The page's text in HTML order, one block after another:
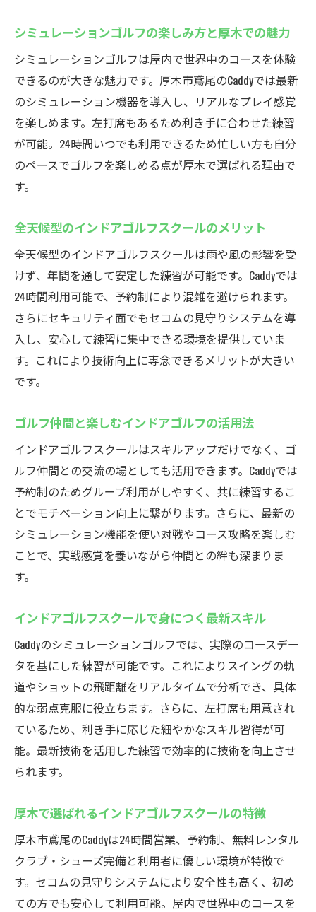
レンタルクラブやシューズの利用方法を解
説
インドアゴルフスクールで快適に練習する
コツ
シミュレーション機能を使ったスキル向上
法
24時間営業のCaddyでゴルフ練習を満喫
深夜や早朝も楽しめる24時間営業の利便性
待ち時間なしの予約制インドアゴルフスク
ール
忙しい方に最適なインドアゴルフスクール
活用法
ライフスタイルに合わせたゴルフ練習を実
提供
安心のセコム見守りシステム導入のCaddy
セコム見守りシステムでインドアゴルフも
安心
インドアゴルフスクールで重視される安全
対策
暗証番号式入室でプライバシーも万全
安心して練習できるインドアゴルフ環境の
工夫
セキュリティ重視のインドアゴルフスクー
ル選び
ゴルフスキルを上達させるCaddyの特長
インドアゴルフスクールで技術力を向上さ
せる方法
ける
レンタルクラブ活用で多様なスイングを体
上達を実感できるインドアゴルフスクール
の工夫
シミュレーションゴルフの楽しみ方と厚木での魅力
シミュレーションゴルフは屋内で世界中のコースを体験
できるのが大きな魅力です。厚木市鳶尾のCaddyでは最新
のシミュレーション機器を導入し、リアルなプレイ感覚
を楽しめます。左打席もあるため利き手に合わせた練習
が可能。24時間いつでも利用できるため忙しい方も自分
のペースでゴルフを楽しめる点が厚木で選ばれる理由で
す。
全天候型のインドアゴルフスクールのメリット
全天候型のインドアゴルフスクールは雨や風の影響を受
けず、年間を通して安定した練習が可能です。Caddyでは
24時間利用可能で、予約制により混雑を避けられます。
さらにセキュリティ面でもセコムの見守りシステムを導
入し、安心して練習に集中できる環境を提供していま
す。これにより技術向上に専念できるメリットが大きい
です。
ゴルフ仲間と楽しむインドアゴルフの活用法
インドアゴルフスクールはスキルアップだけでなく、ゴ
ルフ仲間との交流の場としても活用できます。Caddyでは
予約制のためグループ利用がしやすく、共に練習するこ
とでモチベーション向上に繋がります。さらに、最新の
シミュレーション機能を使い対戦やコース攻略を楽しむ
ことで、実戦感覚を養いながら仲間との絆も深まりま
す。
インドアゴルフスクールで身につく最新スキル
Caddyのシミュレーションゴルフでは、実際のコースデー
タを基にした練習が可能です。これによりスイングの軌
道やショットの飛距離をリアルタイムで分析でき、具体
的な弱点克服に役立ちます。さらに、左打席も用意され
ているため、利き手に応じた細やかなスキル習得が可
能。最新技術を活用した練習で効率的に技術を向上させ
られます。
厚木で選ばれるインドアゴルフスクールの特徴
厚木市鳶尾のCaddyは24時間営業、予約制、無料レンタル
クラブ・シューズ完備と利用者に優しい環境が特徴で
す。セコムの見守りシステムにより安全性も高く、初め
ての方でも安心して利用可能。屋内で世界中のコースを